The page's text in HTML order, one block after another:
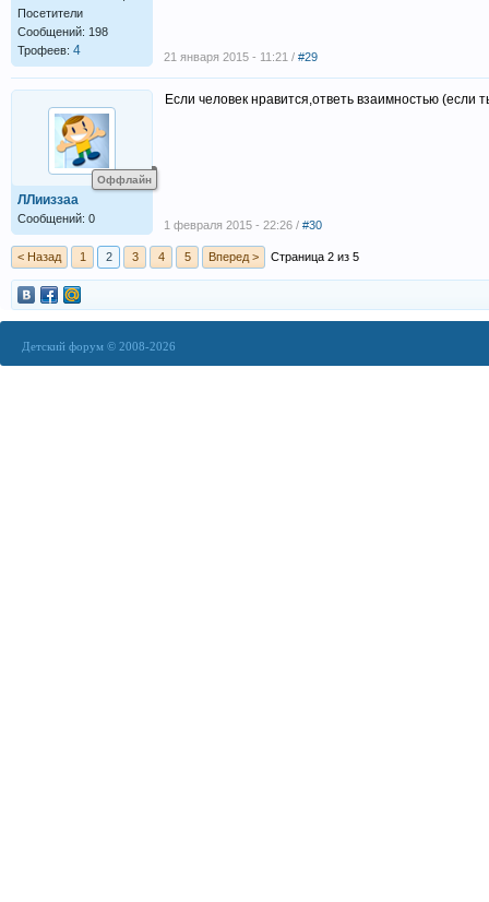
Посетители
Сообщений: 198
Трофеев: 4 21 января 2015 - 11:21 / #29
Оффлайн
ЛЛииззаа
Сообщений: 0
Если человек нравится,ответь взаимностью (если
1 февраля 2015 - 22:26 / #30
< Назад 1 2 3 4 5 Вперед > Страница 2 из 5
Детский форум © 2008-2026